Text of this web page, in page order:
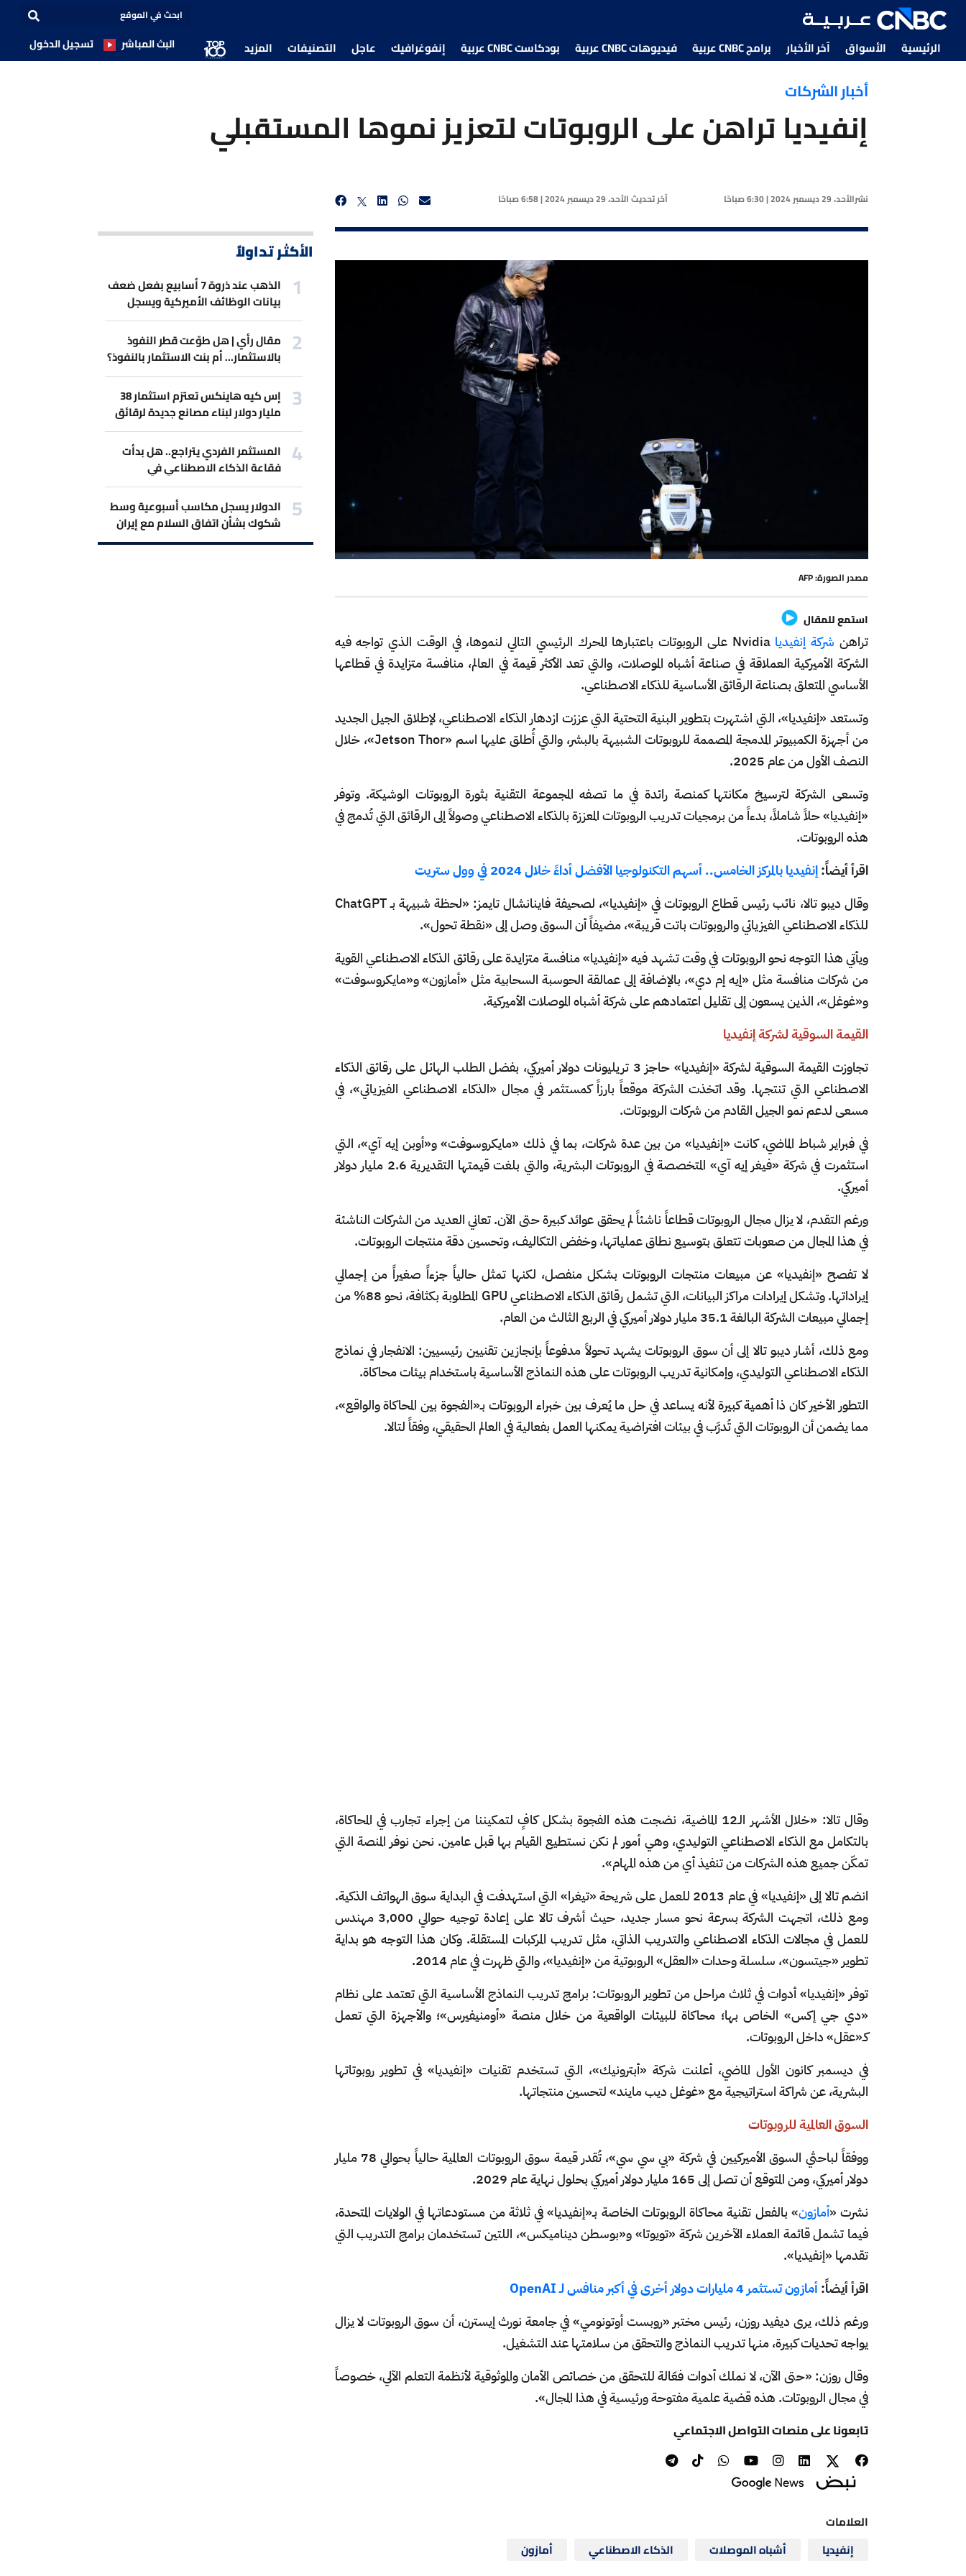
الرئيسية الأسواق آخر الأخبار برامج CNBC عربية فيديوهات CNBC عربية بودكاست CNBC عربية إنفوغرافيك عاجل التصنيفات المزيد البث المباشر تسجيل الدخول
أخبار الشركات
إنفيديا تراهن على الروبوتات لتعزيز نموها المستقبلي
نشرالأحد، 29 ديسمبر 2024 | 6:30 صباحًا آخر تحديثالأحد، 29 ديسمبر 2024 | 6:58 صباحًا
مصدر الصورة: AFP
استمع للمقال
تراهن شركة إنفيديا
Nvidia على الروبوتات باعتبارها المحرك الرئيسي التالي لنموها، في الوقت الذي تواجه فيه
الشركة الأميركية العملاقة في صناعة أشباه الموصلات، والتي تعد الأكثر قيمة في العالم، منافسة متزايدة في قطاعها
الأساسي المتعلق بصناعة الرقائق الأساسية للذكاء الاصطناعي.
وتستعد «إنفيديا»، التي اشتهرت بتطوير البنية التحتية التي عززت ازدهار الذكاء الاصطناعي، لإطلاق الجيل الجديد
من أجهزة الكمبيوتر المدمجة المصممة للروبوتات الشبيهة بالبشر، والتي أُطلق عليها اسم «Jetson Thor»، خلال
النصف الأول من عام 2025.
وتسعى الشركة لترسيخ مكانتها كمنصة رائدة في ما تصفه المجموعة التقنية بثورة الروبوتات الوشيكة. وتوفر
«إنفيديا» حلاً شاملاً، بدءاً من برمجيات تدريب الروبوتات المعززة بالذكاء الاصطناعي وصولاً إلى الرقائق التي تُدمج في
هذه الروبوتات.
اقرأ أيضاً:إنفيديا بالمركز الخامس.. أسهم التكنولوجيا الأفضل أداءً خلال 2024 في وول ستريت
وقال ديبو تالا، نائب رئيس قطاع الروبوتات في «إنفيديا»، لصحيفة فاينانشال تايمز: «لحظة شبيهة بـ ChatGPT
للذكاء الاصطناعي الفيزيائي والروبوتات باتت قريبة»، مضيفاً أن السوق وصل إلى «نقطة تحول».
ويأتي هذا التوجه نحو الروبوتات في وقت تشهد فيه «إنفيديا» منافسة متزايدة على رقائق الذكاء الاصطناعي القوية
من شركات منافسة مثل «إيه إم دي»، بالإضافة إلى عمالقة الحوسبة السحابية مثل «أمازون» و«مايكروسوفت»
و«غوغل»، الذين يسعون إلى تقليل اعتمادهم على شركة أشباه الموصلات الأميركية.
القيمة السوقية لشركة إنفيديا
تجاوزت القيمة السوقية لشركة «إنفيديا» حاجز 3 تريليونات دولار أميركي، بفضل الطلب الهائل على رقائق الذكاء
الاصطناعي التي تنتجها. وقد اتخذت الشركة موقعاً بارزاً كمستثمر في مجال «الذكاء الاصطناعي الفيزيائي»، في
مسعى لدعم نمو الجيل القادم من شركات الروبوتات.
في فبراير شباط الماضي، كانت «إنفيديا» من بين عدة شركات، بما في ذلك «مايكروسوفت» و«أوبن إيه آي»، التي
استثمرت في شركة «فيغر إيه آي» المتخصصة في الروبوتات البشرية، والتي بلغت قيمتها التقديرية 2.6 مليار دولار
أميركي.
ورغم التقدم، لا يزال مجال الروبوتات قطاعاً ناشئاً لم يحقق عوائد كبيرة حتى الآن. تعاني العديد من الشركات الناشئة
في هذا المجال من صعوبات تتعلق بتوسيع نطاق عملياتها، وخفض التكاليف، وتحسين دقة منتجات الروبوتات.
لا تفصح «إنفيديا» عن مبيعات منتجات الروبوتات بشكل منفصل، لكنها تمثل حالياً جزءاً صغيراً من إجمالي
إيراداتها. وتشكل إيرادات مراكز البيانات، التي تشمل رقائق الذكاء الاصطناعي GPU المطلوبة بكثافة، نحو 88% من
إجمالي مبيعات الشركة البالغة 35.1 مليار دولار أميركي في الربع الثالث من العام.
ومع ذلك، أشار ديبو تالا إلى أن سوق الروبوتات يشهد تحولاً مدفوعاً بإنجازين تقنيين رئيسيين: الانفجار في نماذج
الذكاء الاصطناعي التوليدي، وإمكانية تدريب الروبوتات على هذه النماذج الأساسية باستخدام بيئات محاكاة.
التطور الأخير كان ذا أهمية كبيرة لأنه يساعد في حل ما يُعرف بين خبراء الروبوتات بـ«الفجوة بين المحاكاة والواقع»،
مما يضمن أن الروبوتات التي تُدرَّب في بيئات افتراضية يمكنها العمل بفعالية في العالم الحقيقي، وفقاً لتالا.
وقال تالا: «خلال الأشهر الـ12 الماضية، نضجت هذه الفجوة بشكل كافٍ لتمكيننا من إجراء تجارب في المحاكاة،
بالتكامل مع الذكاء الاصطناعي التوليدي، وهي أمور لم نكن نستطيع القيام بها قبل عامين. نحن نوفر المنصة التي
تمكّن جميع هذه الشركات من تنفيذ أي من هذه المهام».
انضم تالا إلى «إنفيديا» في عام 2013 للعمل على شريحة «تيغرا» التي استهدفت في البداية سوق الهواتف الذكية.
ومع ذلك، اتجهت الشركة بسرعة نحو مسار جديد، حيث أشرف تالا على إعادة توجيه حوالي 3,000 مهندس
للعمل في مجالات الذكاء الاصطناعي والتدريب الذاتي، مثل تدريب المركبات المستقلة. وكان هذا التوجه هو بداية
تطوير «جيتسون»، سلسلة وحدات «العقل» الروبوتية من «إنفيديا»، والتي ظهرت في عام 2014.
توفر «إنفيديا» أدوات في ثلاث مراحل من تطوير الروبوتات: برامج تدريب النماذج الأساسية التي تعتمد على نظام
«دي جي إكس» الخاص بها؛ محاكاة للبيئات الواقعية من خلال منصة «أومنيفيرس»؛ والأجهزة التي تعمل
كـ«عقل» داخل الروبوتات.
في ديسمبر كانون الأول الماضي، أعلنت شركة «أبترونيك»، التي تستخدم تقنيات «إنفيديا» في تطوير روبوتاتها
البشرية، عن شراكة استراتيجية مع «غوغل ديب مايند» لتحسين منتجاتها.
السوق العالمية للروبوتات
ووفقاً لباحثي السوق الأميركيين في شركة «بي سي سي»، تُقدر قيمة سوق الروبوتات العالمية حالياً بحوالي 78 مليار
دولار أميركي، ومن المتوقع أن تصل إلى 165 مليار دولار أميركي بحلول نهاية عام 2029.
نشرت «أمازون» بالفعل تقنية محاكاة الروبوتات الخاصة بـ«إنفيديا» في ثلاثة من مستودعاتها في الولايات المتحدة،
فيما تشمل قائمة العملاء الآخرين شركة «تويوتا» و«بوسطن ديناميكس»، اللتين تستخدمان برامج التدريب التي
تقدمها «إنفيديا».
اقرأ أيضاً:أمازون تستثمر 4 مليارات دولار أخرى في أكبر منافس لـ OpenAI
ورغم ذلك، يرى ديفيد روزن، رئيس مختبر «روبست أوتونومي» في جامعة نورث إيسترن، أن سوق الروبوتات لا يزال
يواجه تحديات كبيرة، منها تدريب النماذج والتحقق من سلامتها عند التشغيل.
وقال روزن: «حتى الآن، لا نملك أدوات فعّالة للتحقق من خصائص الأمان والموثوقية لأنظمة التعلم الآلي، خصوصاً
في مجال الروبوتات. هذه قضية علمية مفتوحة ورئيسية في هذا المجال».
تابعونا على منصات التواصل الاجتماعي
العلامات
إنفيديا
أشباه الموصلات الذكاء الاصطناعي أمازون
الأكثر تداولاً
الذهب عند ذروة 7 أسابيع بفعل ضعف
بيانات الوظائف الأميركية ويسجل
أفضل مكاسب أسبوعية
مقال رأي | هل طوّعت قطر النفوذ
بالاستثمار... أم بنت الاستثمار بالنفوذ؟
إس كيه هاينكس تعتزم استثمار 38
مليار دولار لبناء مصانع جديدة لرقائق
الذاكرة
المستثمر الفردي يتراجع.. هل بدأت
فقاعة الذكاء الاصطناعي في
الانكماش؟
الدولار يسجل مكاسب أسبوعية وسط
شكوك بشأن اتفاق السلام مع إيران